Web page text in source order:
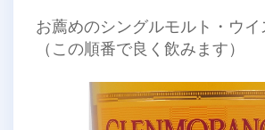
お薦めのシングルモルト・ウ
（この順番で良く飲みます）